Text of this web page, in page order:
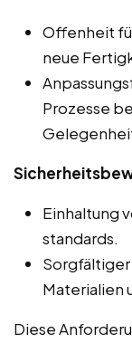
Offenheit
neue
Prozesse
Einhaltung
standards.
Materialien
Diese